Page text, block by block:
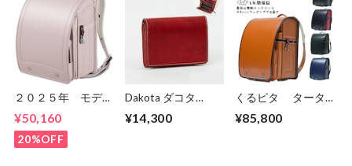
２０２５年 モデル
ク MR25U 男の
子・女の子 セイバ
ンのランドセル ６
¥50,160
20%OFF
Dakota ダコタ
二つ折り財布 レ
¥14,300
くるピタ タータ
くるピタランドセル
¥85,800